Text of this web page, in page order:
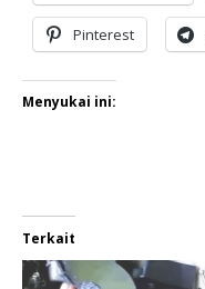
Pinterest
Menyukai ini:
Terkait